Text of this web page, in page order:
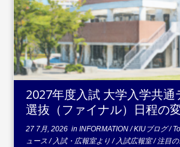
...続きを読む
2027年度入試 大学入学共通
選抜（ファイナル）日程の
27 7月, 2026 inINFORMATION/KIUブログ/
ュース/ 入試・広報室より/ 入試広報室/注目